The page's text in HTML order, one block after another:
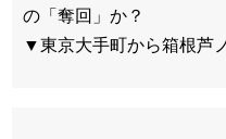
の「奪回」か？
▼東京大手町から箱根芦